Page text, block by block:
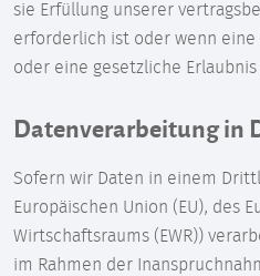
sie Erfüllung unserer
erforderlich ist oder wenn
oder eine gesetzliche Erlaubnis
Datenverarbeitung in
Sofern wir Daten in einem
Europäischen Union (EU), des
Wirtschaftsraums (EWR))
im Rahmen der